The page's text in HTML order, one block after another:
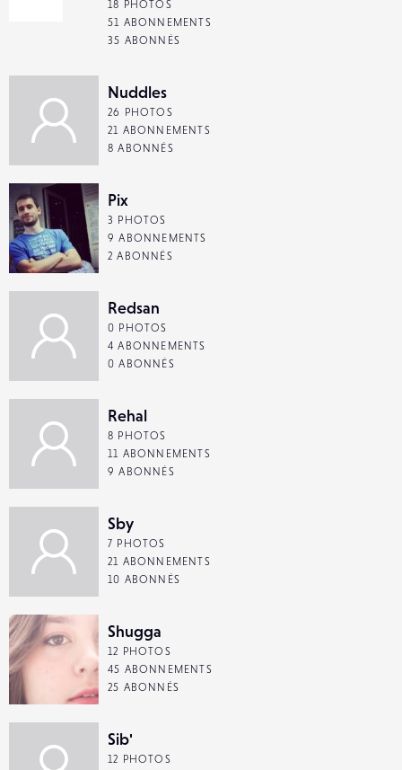
18 PHOTOS
51 ABONNEMENTS
35 ABONNÉS
Nuddles
26 PHOTOS
21 ABONNEMENTS
8 ABONNÉS
Pix
3 PHOTOS
9 ABONNEMENTS
2 ABONNÉS
Redsan
0 PHOTOS
4 ABONNEMENTS
0 ABONNÉS
Rehal
8 PHOTOS
11 ABONNEMENTS
9 ABONNÉS
Sby
7 PHOTOS
21 ABONNEMENTS
10 ABONNÉS
Shugga
12 PHOTOS
45 ABONNEMENTS
25 ABONNÉS
Sib'
12 PHOTOS